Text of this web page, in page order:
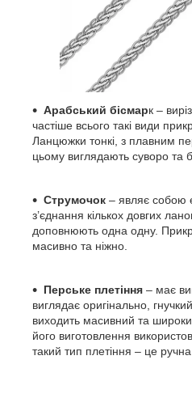
Арабський бісмарк –
частіше всього такі види
Ланцюжки тонкі, з плавним
цьому виглядають суворо та
Струмочок – являє собою
з’єднання кількох довгих
доповнюють одна одну.
масивно та ніжно.
Перське плетіння – має
виглядає оригінально,
виходить масивний та
його виготовлення
такий тип плетіння – це